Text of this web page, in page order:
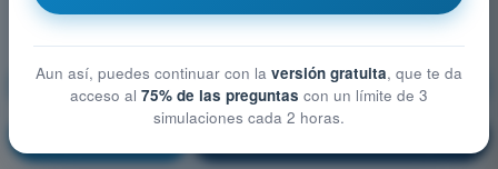
Rendimiento y planificación del vuelo
Aun así, puedes continuar con la versión gratuita, que te da
acceso al 75% de las preguntas con un límite de 3
simulaciones cada 2 horas.